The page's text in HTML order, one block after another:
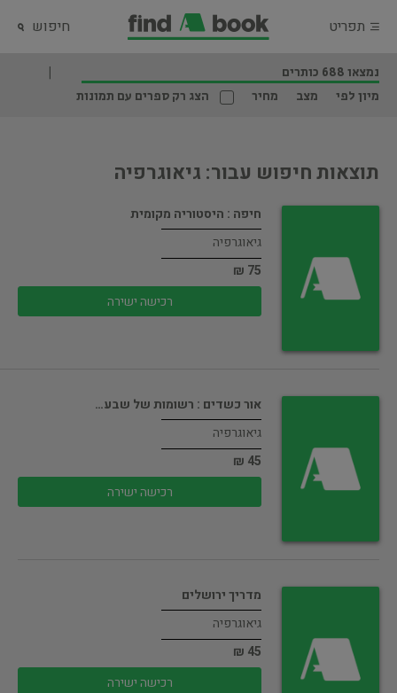
תפריט חיפוש
נמצאו 688 כותרים
מיון לפי
מצב מחיר הצג רק ספרים עם תמונות
תוצאות חיפוש עבור: גיאוגרפיה
חיפה : היסטוריה מקומית
גיאוגרפיה
75 ₪
רכישה ישירה
אור כשדים : רשומות של שבע…
גיאוגרפיה
45 ₪
רכישה ישירה
מדריך ירושלים
גיאוגרפיה
45 ₪
רכישה ישירה